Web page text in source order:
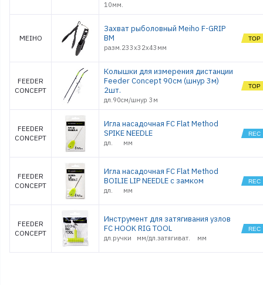
10мм.
MEIHO
Захват рыболовный Meiho F-GRIP
BM
разм.233х32х43мм
FEEDER
CONCEPT
Колышки для измерения дистанции
Feeder Concept 90см (шнур 3м)
2шт.
дл.90см/шнур 3м
FEEDER
CONCEPT
Игла насадочная FC Flat Method
SPIKE NEEDLE
дл. мм
FEEDER
CONCEPT
Игла насадочная FC Flat Method
BOILIE LIP NEEDLE с замком
дл. мм
FEEDER
CONCEPT
Инструмент для затягивания узлов
FC HOOK RIG TOOL
дл.ручки мм/дл.затягиват. мм